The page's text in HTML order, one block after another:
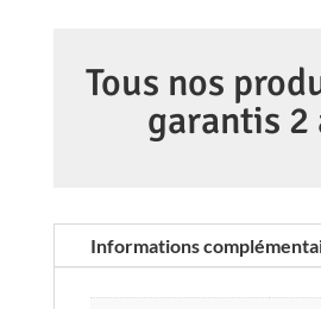
Tous nos
garantis 2
Informations